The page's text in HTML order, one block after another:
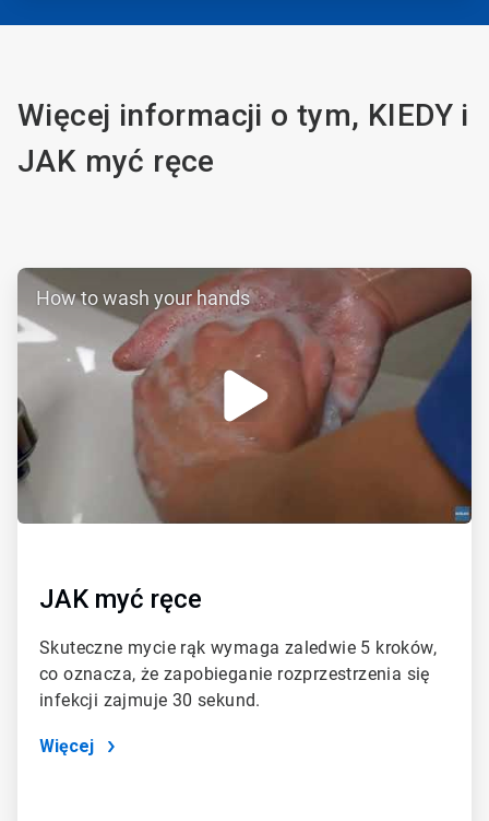
Więcej informacji o tym, KIEDY i
JAK myć ręce
ArticleTile
dla
2
How to wash your hands
JAK myć ręce
Skuteczne mycie rąk wymaga zaledwie 5 kroków,
co oznacza, że zapobieganie rozprzestrzenia się
infekcji zajmuje 30 sekund.
Więcej